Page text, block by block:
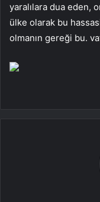
yaralılara dua eden,
ülke olarak bu
olmanın gereği bu.